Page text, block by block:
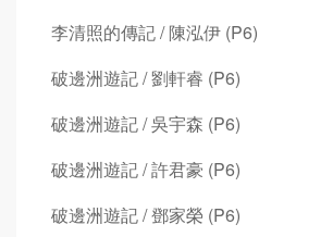
李清照的傳記 / 陳泓伊 (P6)
破邊洲遊記 / 劉軒睿 (P6)
破邊洲遊記 / 吳宇森 (P6)
破邊洲遊記 / 許君豪 (P6)
破邊洲遊記 / 鄧家榮 (P6)